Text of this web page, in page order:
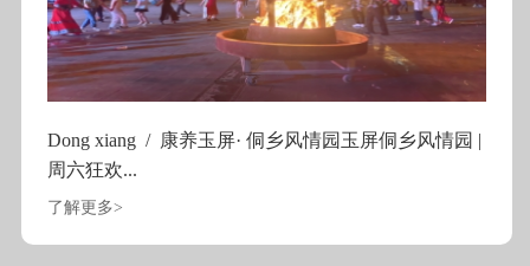
Dong xiang / 康养玉屏· 侗乡风情园玉屏侗乡风情园 |
周六狂欢...
了解更多>